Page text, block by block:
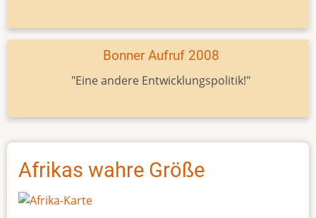
Bonner Aufruf 2008
"Eine andere Entwicklungspolitik!"
Afrikas wahre Größe